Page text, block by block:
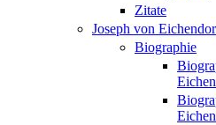
Zitate
Joseph von
Biographie